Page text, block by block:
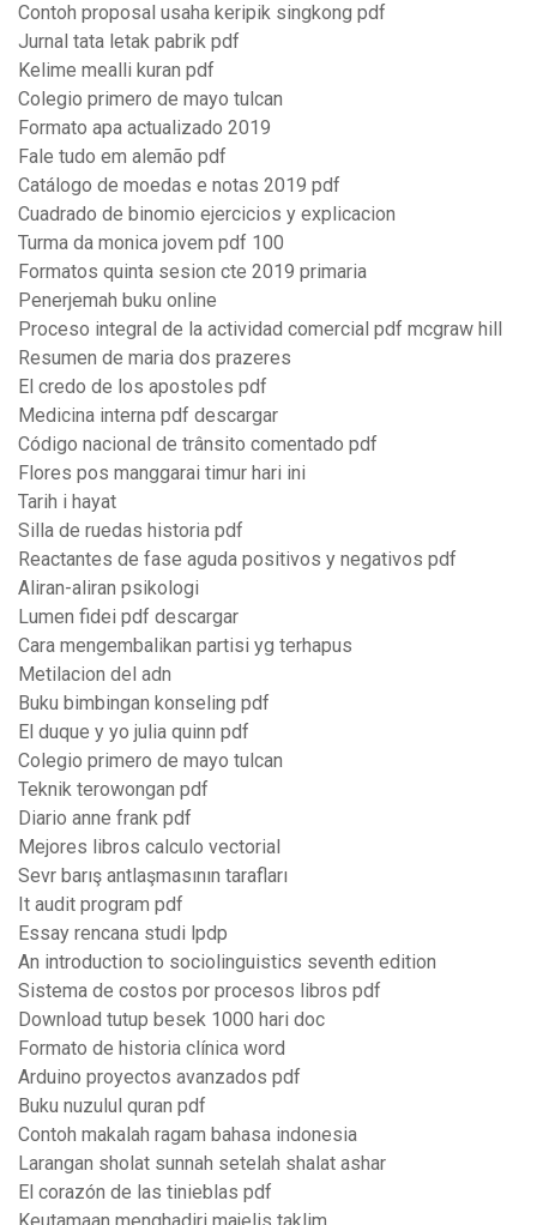
Contoh proposal usaha keripik singkong pdf
Jurnal tata letak pabrik pdf
Kelime mealli kuran pdf
Colegio primero de mayo tulcan
Formato apa actualizado 2019
Fale tudo em alemão pdf
Catálogo de moedas e notas 2019 pdf
Cuadrado de binomio ejercicios y explicacion
Turma da monica jovem pdf 100
Formatos quinta sesion cte 2019 primaria
Penerjemah buku online
Proceso integral de la actividad comercial pdf mcgraw hill
Resumen de maria dos prazeres
El credo de los apostoles pdf
Medicina interna pdf descargar
Código nacional de trânsito comentado pdf
Flores pos manggarai timur hari ini
Tarih i hayat
Silla de ruedas historia pdf
Reactantes de fase aguda positivos y negativos pdf
Aliran-aliran psikologi
Lumen fidei pdf descargar
Cara mengembalikan partisi yg terhapus
Metilacion del adn
Buku bimbingan konseling pdf
El duque y yo julia quinn pdf
Colegio primero de mayo tulcan
Teknik terowongan pdf
Diario anne frank pdf
Mejores libros calculo vectorial
Sevr barış antlaşmasının tarafları
It audit program pdf
Essay rencana studi lpdp
An introduction to sociolinguistics seventh edition
Sistema de costos por procesos libros pdf
Download tutup besek 1000 hari doc
Formato de historia clínica word
Arduino proyectos avanzados pdf
Buku nuzulul quran pdf
Contoh makalah ragam bahasa indonesia
Larangan sholat sunnah setelah shalat ashar
El corazón de las tinieblas pdf